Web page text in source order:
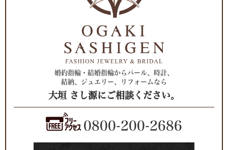
婚約指輪・結婚指輪からパール、時計、
結納、ジュエリー、リフォームなら
大垣 さし源にご相談ください。
0800-200-2686